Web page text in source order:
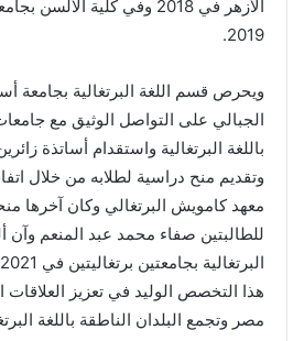
الأزهر في 2018 وفي كلية
2019.
ويحرص قسم اللغة البرتغالية بجامعة
الجبالي على التواصل الوثيق مع
باللغة البرتغالية واستقدام أساتذة
وتقديم منح دراسية لطلابه من خلال
معهد كامويش البرتغالي وكان آخرها
للطالبتين صفاء محمد عبد المنعم وآن
هذا التخصص الوليد في تعزيز العلاقات
مصر وتجمع البلدان الناطقة باللغة